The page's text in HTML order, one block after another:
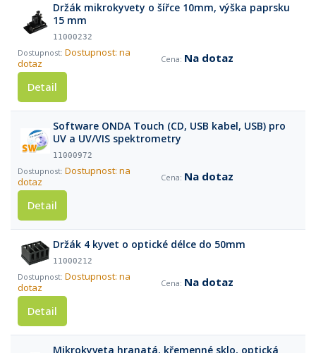
Držák mikrokyvety o šířce 10mm, výška paprsku
15 mm
11000232
Dostupnost: na
dotaz
Na dotaz
Detail
Software ONDA Touch (CD, USB kabel, USB) pro
UV a UV/VIS spektrometry
11000972
Dostupnost: na
dotaz
Na dotaz
Detail
Držák 4 kyvet o optické délce do 50mm
11000212
Dostupnost: na
dotaz
Na dotaz
Detail
Mikrokyveta hranatá, křemenné sklo, optická